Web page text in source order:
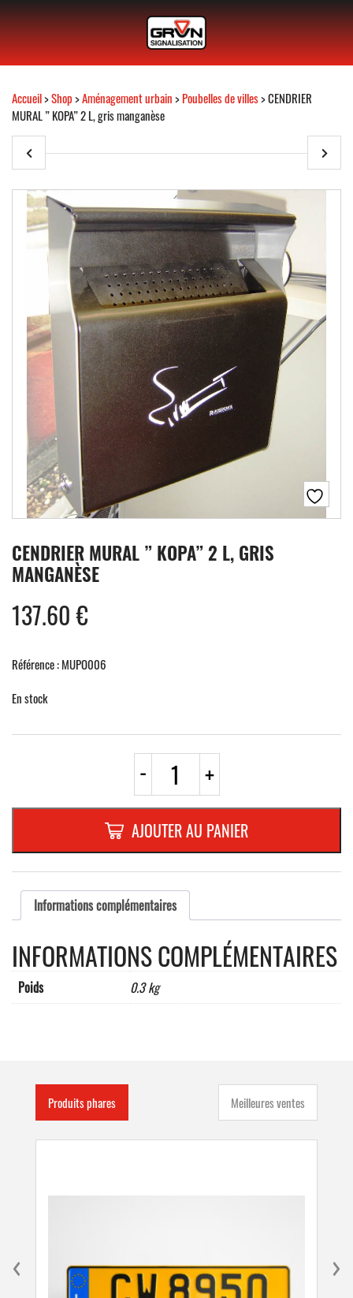
Accueil>Shop>Aménagement urbain>Poubelles de villes> CENDRIER
MURAL ” KOPA” 2 L, gris manganèse
CENDRIER MURAL ” KOPA” 2 L, GRIS
MANGANÈSE
137.60€
Référence : MUPO006
En stock
- quantité
CENDRIER
MURAL
"
KOPA"
2
L,
gris
manganèse
+
AJOUTER AU PANIER
Informations complémentaires
INFORMATIONS COMPLÉMENTAIRES
Poids 0.3 kg
Produits phares Meilleures ventes